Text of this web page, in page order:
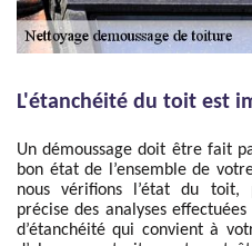
L'étanchéité du toit est
Un démoussage doit être fait
bon état de l’ensemble de
nous vérifions l’état du toit,
précise des analyses
d’étanchéité qui convient à